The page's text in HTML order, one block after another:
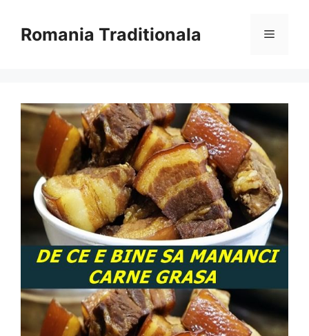
conținutRomania Traditionala Meniu